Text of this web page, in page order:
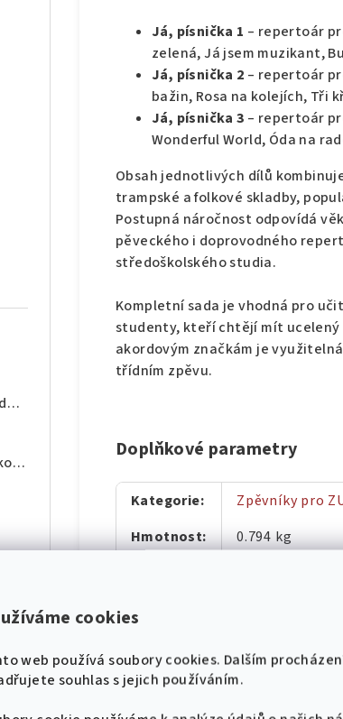
cookies
web používá soubory cookies. Dalším
souhlas s jejich používáním.
1. VELKÝ TRAMPSKÝ ZPĚVNÍK od A do Z - texty akordy
Nedvědi - Zpěvník legendární folkové rodiny - 1.díl
Já, písnička 1 – repertoár
zelená, Já jsem muzikant,
Já, písnička 2 – repertoár
bažin, Rosa na kolejích, Tři
Já, písnička 3 – repertoár
Wonderful World, Óda na
Obsah jednotlivých dílů
trampské a folkové skladby,
Postupná náročnost odpovídá
pěveckého i doprovodného
středoškolského studia.
Kompletní sada je vhodná pro
studenty, kteří chtějí mít ucelený
akordovým značkám je
třídním zpěvu.
Doplňkové parametry
Kategorie:
Zpěvníky pro
Hmotnost:
0.794 kg
úprava:
Zpěv, Akordy
Hudba pro
stejnou notu! 🎸
Nové zpěvníky, noty a akce přímo do tvého